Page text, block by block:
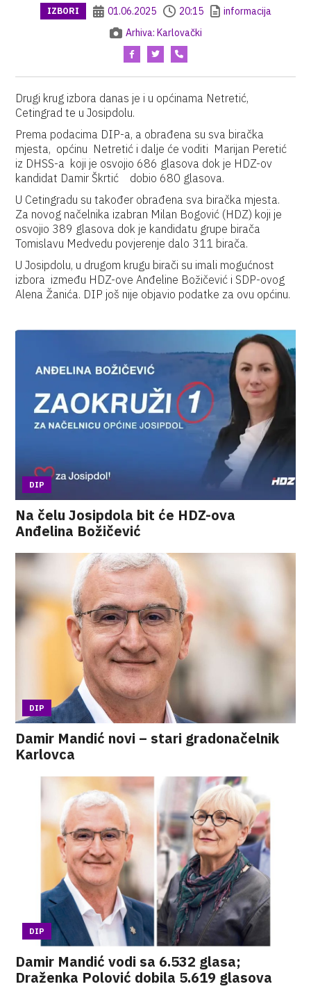
IZBORI 01.06.2025 20:15
informacija
Arhiva: Karlovački
Drugi krug izbora danas je i u općinama Netretić,
Cetingrad te u Josipdolu.
Prema podacima DIP-a, a obrađena su sva biračka
mjesta, općinu Netretić i dalje će voditi Marijan Peretić
iz DHSS-a koji je osvojio 686 glasova dok je HDZ-ov
kandidat Damir Škrtić dobio 680 glasova.
U Cetingradu su također obrađena sva biračka mjesta.
Za novog načelnika izabran Milan Bogović (HDZ) koji je
osvojio 389 glasova dok je kandidatu grupe birača
Tomislavu Medvedu povjerenje dalo 311 birača.
U Josipdolu, u drugom krugu birači su imali mogućnost
izbora između HDZ-ove Anđeline Božičević i SDP-ovog
Alena Žanića. DIP još nije objavio podatke za ovu općinu.
DIP
Na čelu Josipdola bit će HDZ-ova
Anđelina Božičević
DIP
Damir Mandić novi – stari gradonačelnik
Karlovca
DIP
Damir Mandić vodi sa 6.532 glasa;
Draženka Polović dobila 5.619 glasova